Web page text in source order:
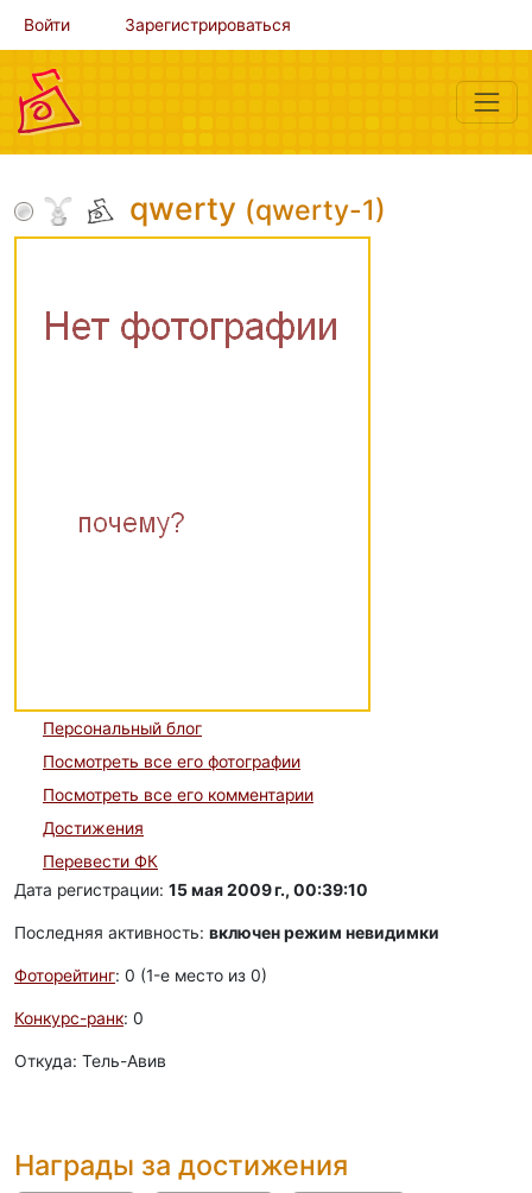
Войти Зарегистрироваться
qwerty (qwerty-1)
Персональный блог
Посмотреть все его фотографии
Посмотреть все его комментарии
Достижения
Перевести ФК
Дата регистрации: 15 мая 2009 г., 00:39:10
Последняя активность: включен режим невидимки
Фоторейтинг: 0 (1-e место из 0)
Конкурс-ранк: 0
Откуда: Тель-Авив
Награды за достижения